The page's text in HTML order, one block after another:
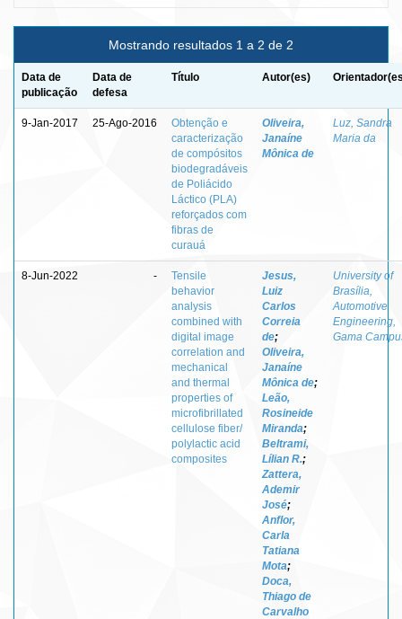
Mostrando resultados 1 a 2 de 2
Data de
publicação
Data de
defesa
Título Autor(es)
9-Jan-2017 25-Ago-2016
Obtenção e
caracterização
de compósitos
biodegradáveis
de Poliácido
Láctico (PLA)
reforçados com
fibras de
curauá
Oliveira,
Janaíne
Mônica de
Luz, Sandra
Maria da
8-Jun-2022 -
Tensile
behavior
analysis
combined with
digital image
correlation and
mechanical
and thermal
properties of
microfibrillated
cellulose fiber/
polylactic acid
composites
Jesus,
Luiz
Carlos
Correia
de;
Oliveira,
Janaíne
Mônica de;
Leão,
Rosineide
Miranda;
Beltrami,
Lílian R.;
Zattera,
Ademir
José;
Anflor,
Carla
Tatiana
Mota;
Doca,
Thiago de
Carvalho
University of
Brasília,
Automotive
Engineering,
Gama